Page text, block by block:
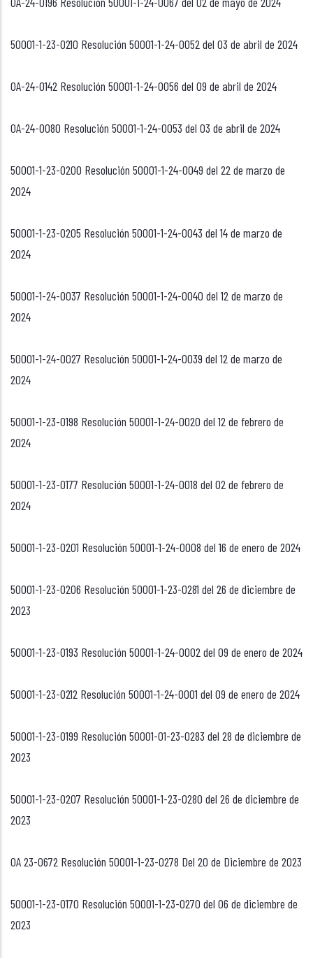
50001-1-23-0210 Resolución 50001-1-24-0052 del 03 de abril de 2024
OA-24-0142 Resolución 50001-1-24-0056 del 09 de abril de 2024
OA-24-0080 Resolución 50001-1-24-0053 del 03 de abril de 2024
50001-1-23-0200 Resolución 50001-1-24-0049 del 22 de marzo de
2024
50001-1-23-0205 Resolución 50001-1-24-0043 del 14 de marzo de
2024
50001-1-24-0037 Resolución 50001-1-24-0040 del 12 de marzo de
2024
50001-1-24-0027 Resolución 50001-1-24-0039 del 12 de marzo de
2024
50001-1-23-0198 Resolución 50001-1-24-0020 del 12 de febrero de
2024
50001-1-23-0177 Resolución 50001-1-24-0018 del 02 de febrero de
2024
50001-1-23-0201 Resolución 50001-1-24-0008 del 16 de enero de 2024
50001-1-23-0206 Resolución 50001-1-23-0281 del 26 de diciembre de
2023
50001-1-23-0193 Resolución 50001-1-24-0002 del 09 de enero de 2024
50001-1-23-0212 Resolución 50001-1-24-0001 del 09 de enero de 2024
50001-1-23-0199 Resolución 50001-01-23-0283 del 28 de diciembre de
2023
50001-1-23-0207 Resolución 50001-1-23-0280 del 26 de diciembre de
2023
OA 23-0672 Resolución 50001-1-23-0278 Del 20 de Diciembre de 2023
50001-1-23-0170 Resolución 50001-1-23-0270 del 06 de diciembre de
2023